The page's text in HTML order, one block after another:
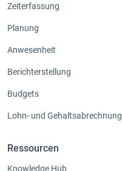
Zeiterfassung
Planung
Anwesenheit
Berichterstellung
Budgets
Lohn- und Gehaltsabrechnung
Ressourcen
Knowledge Hub